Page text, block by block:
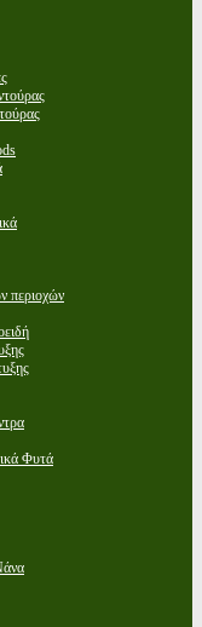
περιοχών
Φυτά